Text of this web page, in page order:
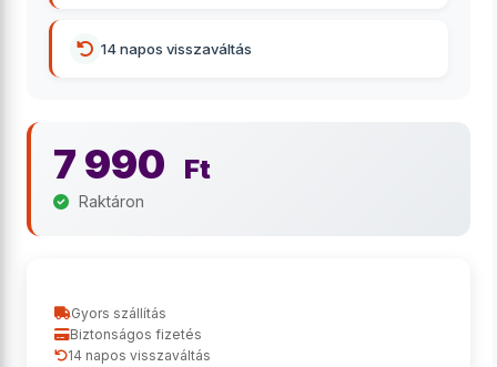
14 napos visszaváltás
7 990 Ft
Raktáron
Gyors szállítás
Biztonságos fizetés
14 napos visszaváltás